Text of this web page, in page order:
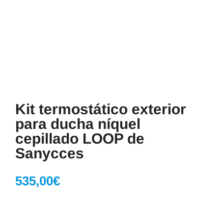
Kit termostático exterior
para ducha níquel
cepillado LOOP de
Sanycces
535,00€